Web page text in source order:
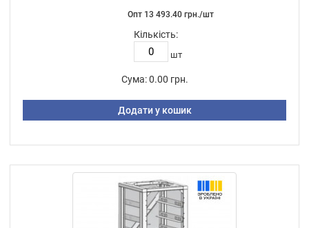
Опт 13 493.40 грн./шт
Кількість:
шт
Сума: 0.00 грн.
Додати у кошик